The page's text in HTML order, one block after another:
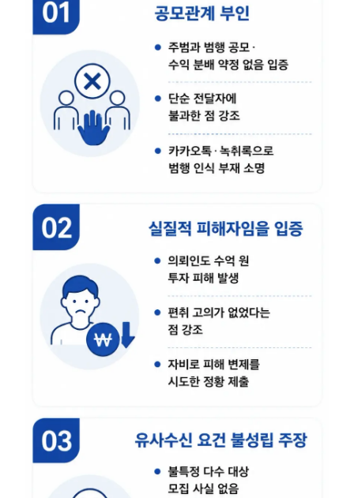
소식/자료
언론보도
공지사항
법률 블로그
법률서식
뉴스레터/브로슈어
대륜법률상담예약